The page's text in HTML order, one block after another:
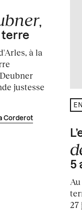
,
terre
à la
justesse
Corderot
5
27